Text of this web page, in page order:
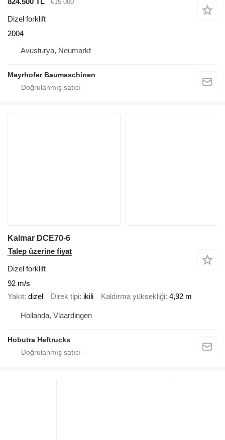
€15.000
Dizel forklift
2004
Avusturya, Neumarkt
Mayrhofer Baumaschinen
Kalmar DCE70-6
Talep üzerine fiyat
Dizel forklift
92 m/s
Yakıt dizel Direk tipi ikili Kaldırma yüksekliği 4,92 m
Hollanda, Vlaardingen
Hobutra Heftrucks